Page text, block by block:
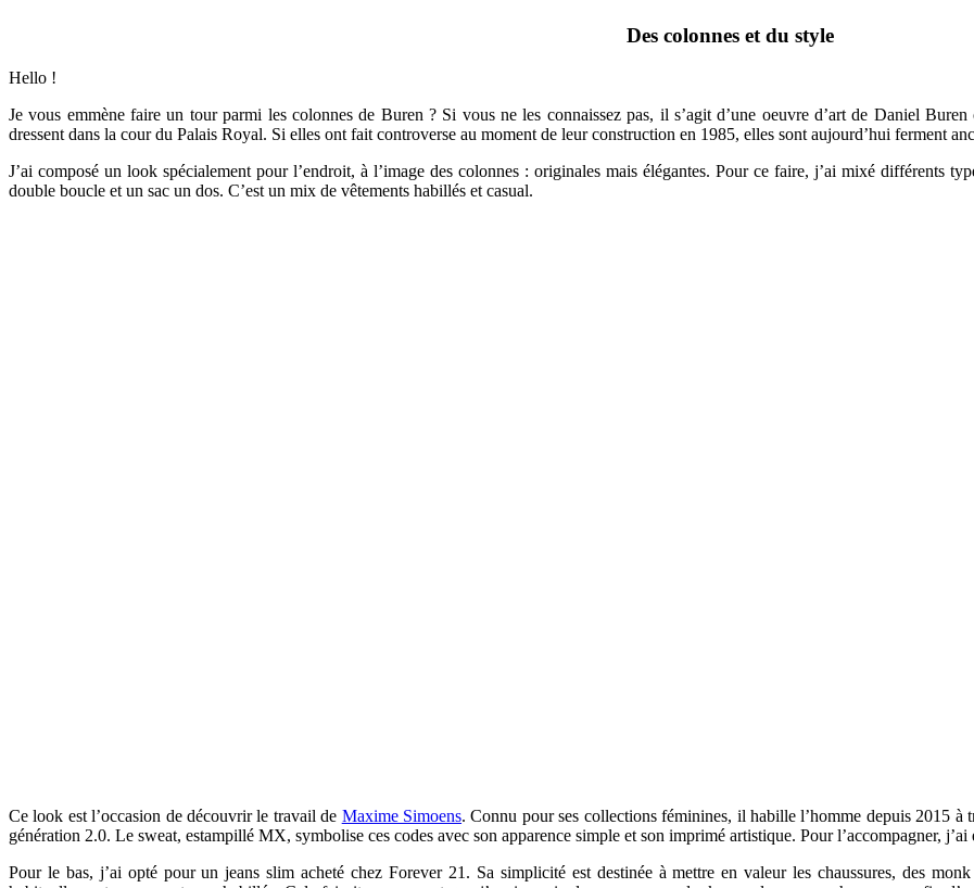
Des colonnes et du style
Hello !
Je vous emmène faire un tour parmi les colonnes de Buren ? Si vous ne les connaissez pas, il s’agit d’une oeuvre d’art de Daniel
dressent dans la cour du Palais Royal. Si elles ont fait controverse au moment de leur construction en 1985, elles sont aujourd’hui ferment
J’ai composé un look spécialement pour l’endroit, à l’image des colonnes : originales mais élégantes. Pour ce faire, j’ai mixé différents
double boucle et un sac un dos. C’est un mix de vêtements habillés et casual.
Ce look est l’occasion de découvrir le travail de Maxime Simoens. Connu pour ses collections féminines, il habille l’homme depuis 2015 à
génération 2.0. Le sweat, estampillé MX, symbolise ces codes avec son apparence simple et son imprimé artistique. Pour l’accompagner, j’ai
Pour le bas, j’ai opté pour un jeans slim acheté chez Forever 21. Sa simplicité est destinée à mettre en valeur les chaussures, des